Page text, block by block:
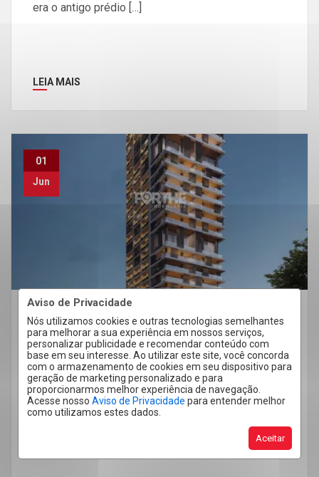
Aviso de Privacidade
Nós utilizamos cookies e outras tecnologias semelhantes
para melhorar a sua experiência em nossos serviços,
personalizar publicidade e recomendar conteúdo com
base em seu interesse. Ao utilizar este site, você concorda
com o armazenamento de cookies em seu dispositivo para
geração de marketing personalizado e para
proporcionarmos melhor experiência de navegação.
Acesse nosso Aviso de Privacidade para entender melhor
como utilizamos estes dados.
Aceitar
era o antigo prédio […]
LEIA MAIS
01
Jun
Mercado Imobiliário Quero Alugar
Como conceber o imóvel certo para
cada região: não basta ter alto
padrão de construção
No mercado imobiliário, existe uma confusão
muito comum: acreditar que construir com alto
padrão de construção é suficiente para criar […]